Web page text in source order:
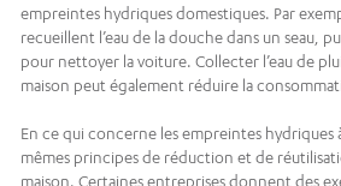
empreintes hydriques domestiques. Par
recueillent l’eau de la douche dans un seau,
pour nettoyer la voiture. Collecter l’eau de
maison peut également réduire la
En ce qui concerne les empreintes hydriques
mêmes principes de réduction et de
maison. Certaines entreprises donnent des